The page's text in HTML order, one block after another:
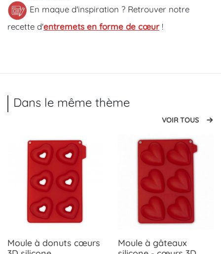
En maque d'inspiration ? Retrouver notre
recette d'entremets en forme de cœur!
Dans le même thème
VOIR TOUS
Moule à donuts cœurs
Moule à gâteaux